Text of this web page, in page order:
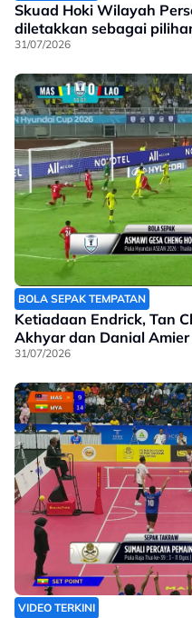
Skuad Hoki Wilayah
diletakkan sebagai
31/07/2026
BOLA SEPAK TEMPATAN
Ketiadaan Endrick, Tan
Akhyar dan Danial
31/07/2026
VIDEO TERKINI